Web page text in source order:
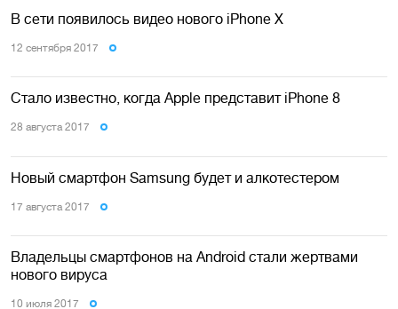
В сети появилось видео нового iPhone X
12 сентября 2017
Стало известно, когда Apple представит iPhone 8
28 августа 2017
Новый смартфон Samsung будет и алкотестером
17 августа 2017
Владельцы смартфонов на Android стали жертвами
нового вируса
10 июля 2017